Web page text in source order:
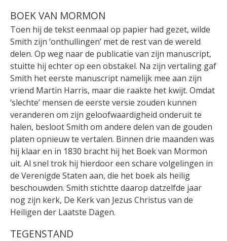
BOEK VAN MORMON
Toen hij de tekst eenmaal op papier had gezet, wilde
Smith zijn ‘onthullingen’ met de rest van de wereld
delen. Op weg naar de publicatie van zijn manuscript,
stuitte hij echter op een obstakel. Na zijn vertaling gaf
Smith het eerste manuscript namelijk mee aan zijn
vriend Martin Harris, maar die raakte het kwijt. Omdat
‘slechte’ mensen de eerste versie zouden kunnen
veranderen om zijn geloofwaardigheid onderuit te
halen, besloot Smith om andere delen van de gouden
platen opnieuw te vertalen. Binnen drie maanden was
hij klaar en in 1830 bracht hij het Boek van Mormon
uit. Al snel trok hij hierdoor een schare volgelingen in
de Verenigde Staten aan, die het boek als heilig
beschouwden. Smith stichtte daarop datzelfde jaar
nog zijn kerk, De Kerk van Jezus Christus van de
Heiligen der Laatste Dagen.
TEGENSTAND